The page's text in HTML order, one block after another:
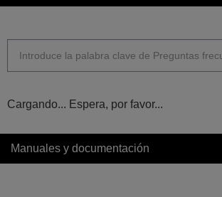
Cargando... Espera, por favor...
Manuales y documentación